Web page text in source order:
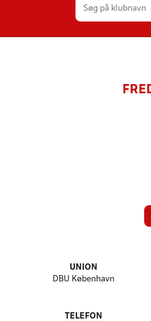
UNION
DBU København
TELEFON